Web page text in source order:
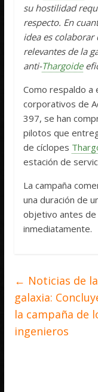
su hostilidad
respecto. En
idea es colaborar
relevantes de la
anti-Thargoide
Como respaldo a
corporativos de
397, se han
pilotos que
de cíclopes
estación de
La campaña
una duración de
objetivo antes de
inmediatamente.
← Noticias de la
galaxia:
la campaña de
ingenieros